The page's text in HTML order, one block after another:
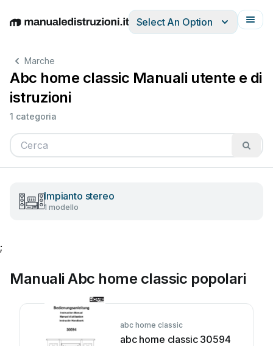
EnglishDeutschEspañolItalianoFrançais
Select An Option
Marche
Abc home classic Manuali utente e di
istruzioni
1 categoria
Impianto stereo
1 modello
;
Manuali Abc home classic popolari
abc home classic
abc home classic 30594